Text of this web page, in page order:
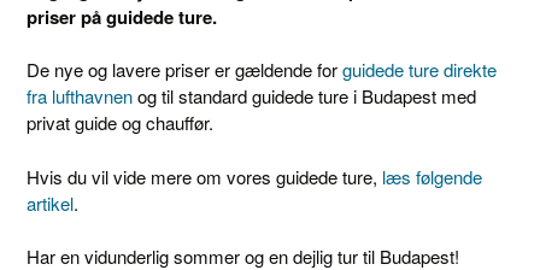
priser på guidede ture.
De nye og lavere priser er gældende forguidede ture direkte
fra lufthavnenog til standard guidede ture i Budapest med
privat guide og chauffør.
Hvis du vil vide mere om vores guidede ture, læs følgende
artikel.
Har en vidunderlig sommer og en dejlig tur til Budapest!